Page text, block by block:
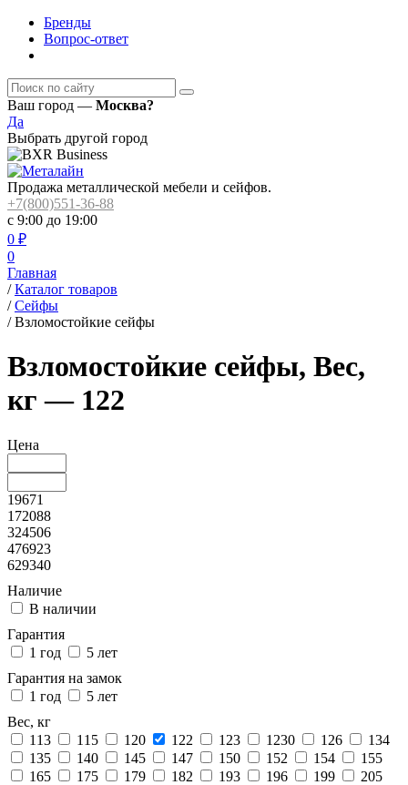
Бренды
Вопрос-ответ
Ваш город — Москва?
Да
Выбрать другой город
Продажа металлической мебели и сейфов.
+7(800)551-36-88
с 9:00 до 19:00
0 ₽
0
Главная
/ Каталог товаров
/ Сейфы
/ Взломостойкие сейфы
Взломостойкие сейфы, Вес,
кг — 122
Цена
19671
172088
324506
476923
629340
Наличие
В наличии
Гарантия
1 год
5 лет
Гарантия на замок
1 год
5 лет
Вес, кг
113
115 120 122 123 1230 126
134
135
140 145 147 150 152 154
155
165
175 179 182 193 196 199
205